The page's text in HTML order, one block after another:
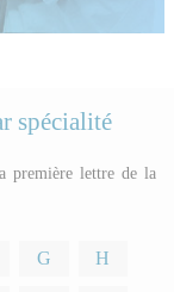
spécialité
première lettre de la
G H